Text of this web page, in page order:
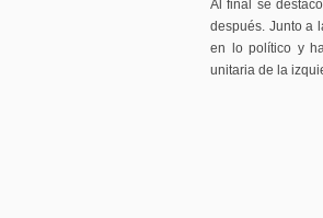
Al final se
después. Junto a
en lo político y
unitaria de la